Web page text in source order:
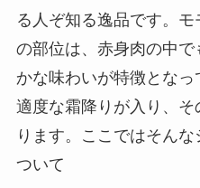
る人ぞ知る逸品です。
の部位は、赤身肉の中
かな味わいが特徴となっ
適度な霜降りが入り、
ります。ここではそん
ついて